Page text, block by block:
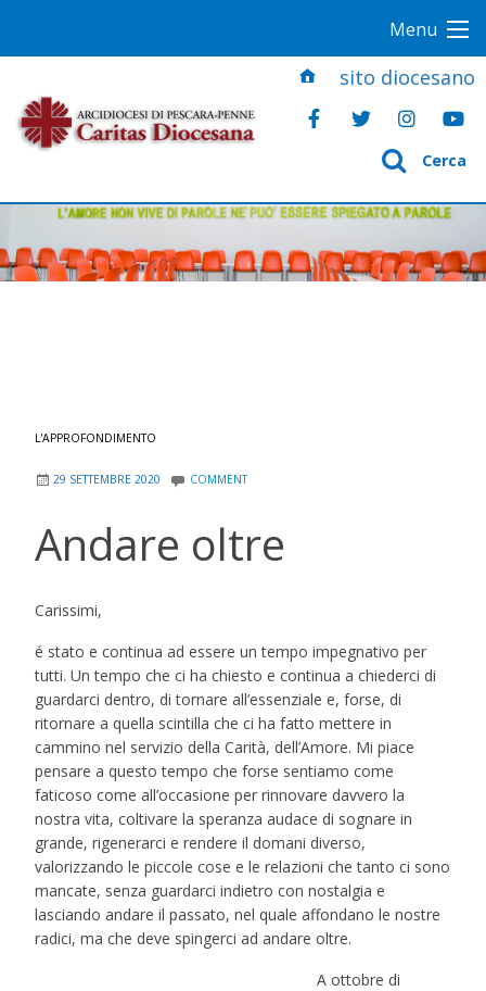
n
t
Menu
sito diocesano
Cerca
L'APPROFONDIMENTO
29 SETTEMBRE 2020 COMMENT
Andare oltre
Carissimi,
é stato e continua ad essere un tempo impegnativo per
tutti. Un tempo che ci ha chiesto e continua a chiederci di
guardarci dentro, di tornare all’essenziale e, forse, di
ritornare a quella scintilla che ci ha fatto mettere in
cammino nel servizio della Carità, dell’Amore. Mi piace
pensare a questo tempo che forse sentiamo come
faticoso come all’occasione per rinnovare davvero la
nostra vita, coltivare la speranza audace di sognare in
grande, rigenerarci e rendere il domani diverso,
valorizzando le piccole cose e le relazioni che tanto ci sono
mancate, senza guardarci indietro con nostalgia e
lasciando andare il passato, nel quale affondano le nostre
radici, ma che deve spingerci ad andare oltre.
A ottobre di